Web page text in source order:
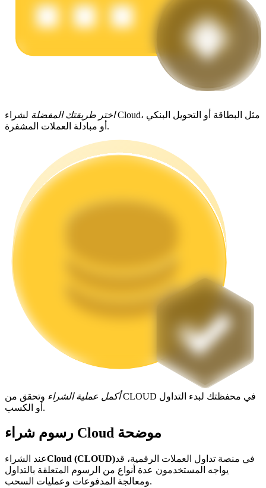
خنزير الطاقة
احصل على مكافآت تنافسية يوميًا
Launchpool
الرهان المرن لكسب العملات الرقمية الشهيرة
اختر طريقتك المفضلة لشراء Cloud، مثل البطاقة أو التحويل البنكي
أو مبادلة العملات المشفرة.
أكمل عملية الشراء وتحقق من CLOUD في محفظتك لبدء التداول
أو الكسب.
رسوم شراء Cloud موضحة
عند الشراءCloud (CLOUD)في منصة تداول العملات الرقمية، قد
يواجه المستخدمون عدة أنواع من الرسوم المتعلقة بالتداول
ومعالجة المدفوعات وعمليات السحب.